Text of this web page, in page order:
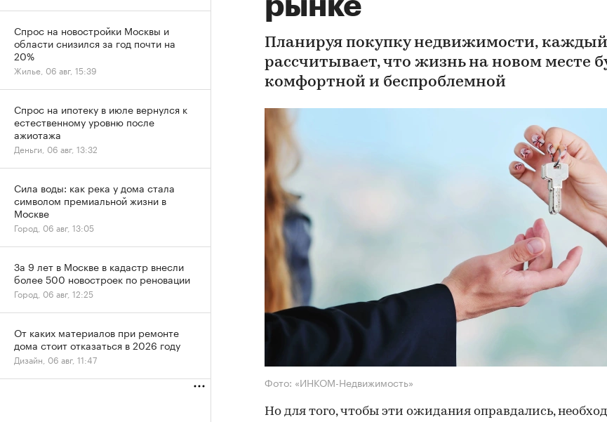
рынке
Планируя покупку недвижимости, каждый
рассчитывает, что жизнь на новом месте
комфортной и беспроблемной
Фото: «ИНКОМ-Недвижимость»
Но для того, чтобы эти ожидания оправдались,
Спрос на новостройки Москвы и
области снизился за год почти на
20%
Жилье, 06 авг, 15:39
Спрос на ипотеку в июле вернулся к
естественному уровню после
ажиотажа
Деньги, 06 авг, 13:32
Сила воды: как река у дома стала
символом премиальной жизни в
Москве
Город, 06 авг, 13:05
За 9 лет в Москве в кадастр внесли
более 500 новостроек по реновации
Город, 06 авг, 12:25
От каких материалов при ремонте
дома стоит отказаться в 2026 году
Дизайн, 06 авг, 11:47